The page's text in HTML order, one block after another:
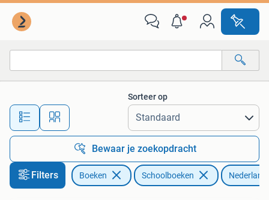
Alle afstanden…
Sorteer op
Bewaar je zoekopdracht
Filters Boeken Schoolboeken